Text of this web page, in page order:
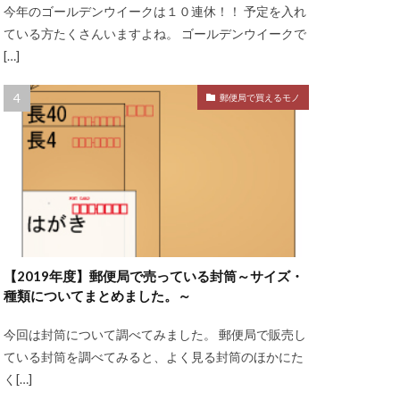
今年のゴールデンウイークは１０連休！！ 予定を入れ
ている方たくさんいますよね。 ゴールデンウイークで
[…]
郵便局で買えるモノ
【2019年度】郵便局で売っている封筒～サイズ・
種類についてまとめました。～
今回は封筒について調べてみました。 郵便局で販売し
ている封筒を調べてみると、よく見る封筒のほかにた
く[…]